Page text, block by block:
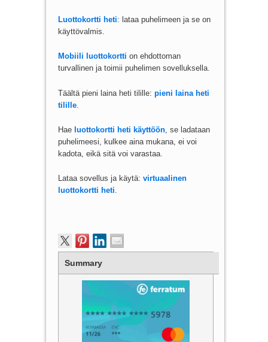
Luottokortti heti: lataa puhelimeen ja se on
käyttövalmis.
Mobiili luottokortti on ehdottoman
turvallinen ja toimii puhelimen sovelluksella.
Täältä pieni laina heti tilille: pieni laina heti
tilille.
Hae luottokortti heti käyttöön, se ladataan
puhelimeesi, kulkee aina mukana, ei voi
kadota, eikä sitä voi varastaa.
Lataa sovellus ja käytä: virtuaalinen
luottokortti heti
Summary